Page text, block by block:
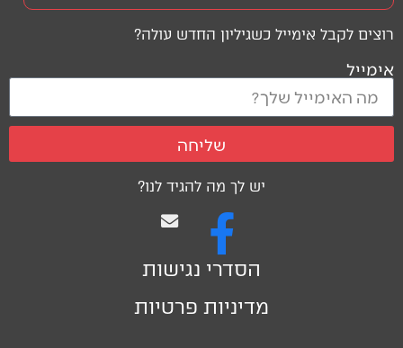
יש לך מה להגיד לנו?
הסדרי נגישות
מדיניות פרטיות
רוצים לקבל אימייל כשגיליון החדש עולה?
אימייל
שליחה